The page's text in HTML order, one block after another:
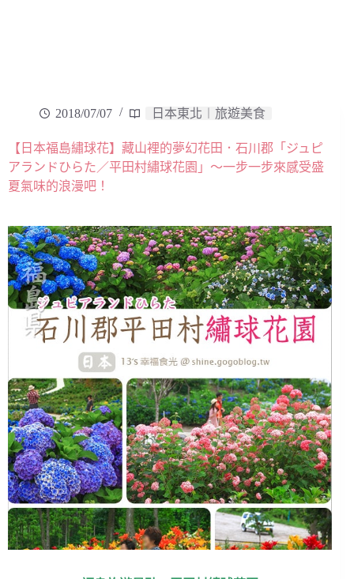
2018/07/07 日本東北︱旅遊美食
【日本福島繡球花】藏山裡的夢幻花田．石川郡「ジュピ
アランドひらた／平田村繡球花園」～一步一步來感受盛
夏氣味的浪漫吧！